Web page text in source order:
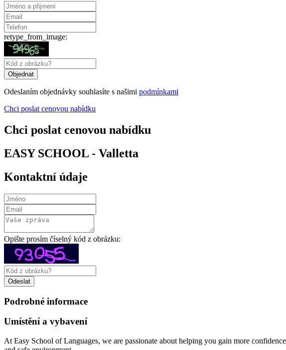
retype_from_image:
Odeslaním objednávky souhlasíte s našimi podmínkami
Chci poslat cenovou nabídku
Chci poslat cenovou nabídku
EASY SCHOOL - Valletta
Kontaktní údaje
Opište prosím číselný kód z obrázku:
Podrobné informace
Umístění a vybavení
At Easy School of Languages, we are passionate about helping you gain more